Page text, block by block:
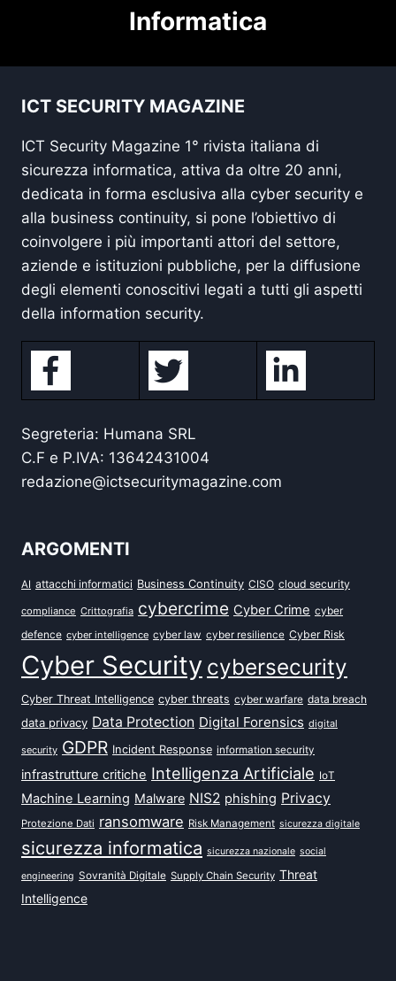
Informatica
ICT SECURITY MAGAZINE
ICT Security Magazine 1° rivista italiana di
sicurezza informatica, attiva da oltre 20 anni,
dedicata in forma esclusiva alla cyber security e
alla business continuity, si pone l’obiettivo di
coinvolgere i più importanti attori del settore,
aziende e istituzioni pubbliche, per la diffusione
degli elementi conoscitivi legati a tutti gli aspetti
della information security.
Segreteria: Humana SRL
C.F e P.IVA: 13642431004
redazione@ictsecuritymagazine.com
ARGOMENTI
AI attacchi informatici Business Continuity CISO cloud security
compliance Crittografia cybercrime Cyber Crime cyber
defence cyber intelligence cyber law cyber resilience Cyber Risk
Cyber Security cybersecurity
Cyber Threat Intelligence cyber threats cyber warfare data breach
data privacy Data Protection Digital Forensics digital
security GDPR Incident Response information security
infrastrutture critiche Intelligenza Artificiale IoT
Machine Learning Malware NIS2 phishing Privacy
Protezione Dati ransomware Risk Management sicurezza digitale
sicurezza informatica sicurezza nazionale social
engineering Sovranità Digitale Supply Chain Security Threat
Intelligence